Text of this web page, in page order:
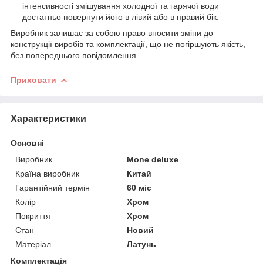
інтенсивності змішування холодної та гарячої води
достатньо повернути його в лівий або в правий бік.
Виробник залишає за собою право вносити зміни до
конструкції виробів та комплектації, що не погіршують якість,
без попереднього повідомлення.
Приховати
Характеристики
Основні
Виробник
Mone deluxe
Країна виробник
Китай
Гарантійний термін
60 міс
Колір
Хром
Покриття
Хром
Стан
Новий
Матеріал
Латунь
Комплектація